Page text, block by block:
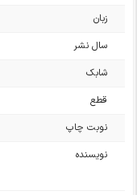
زبان
سال نشر
شابک
قطع
نوبت چاپ
نویسنده